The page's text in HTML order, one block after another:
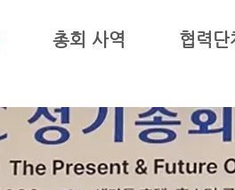
총회 사역 협력단